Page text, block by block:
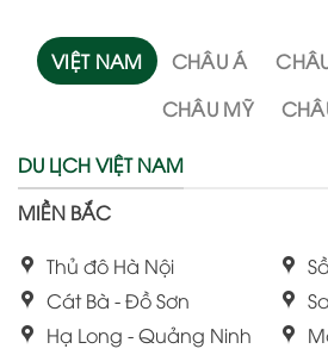
VIỆT NAM CHÂU Á
CHÂU MỸ
DU LỊCH VIỆT NAM
MIỀN BẮC
Thủ đô Hà Nội
Cát Bà - Đồ Sơn
Hạ Long - Quảng Ninh